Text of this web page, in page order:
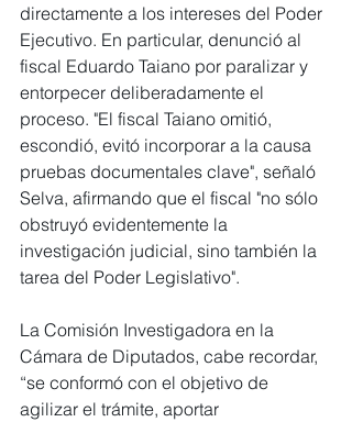
directamente a los intereses del Poder
Ejecutivo. En particular, denunció al
fiscal Eduardo Taiano por paralizar y
entorpecer deliberadamente el
proceso. "El fiscal Taiano omitió,
escondió, evitó incorporar a la causa
pruebas documentales clave", señaló
Selva, afirmando que el fiscal "no sólo
obstruyó evidentemente la
investigación judicial, sino también la
tarea del Poder Legislativo".
La Comisión Investigadora en la
Cámara de Diputados, cabe recordar,
“se conformó con el objetivo de
agilizar el trámite, aportar